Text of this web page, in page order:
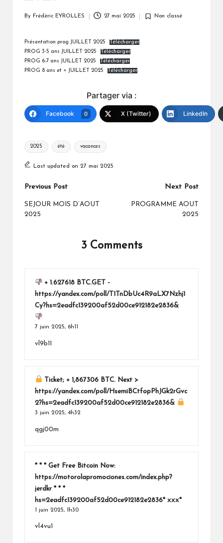
By Frédéric EYROLLES 27 mai 2025
Posted
Non classé
Présentation prog JUILLET 2025
Télécharger
PROG 3-5 ans JUILLET 2025
Télécharger
PROG 6-7 ans JUILLET 2025
Télécharger
PROG 8 ans et + JUILLET 2025
Télécharger
Partager via :
Facebook 0 X (Twitter) LinkedIn
Tags:
2025 été vacances
Last updated on 27 mai 2025
Post
navigation
Previous Post
SEJOUR MOIS D’AOUT
2025
Next Post
PROGRAMME AOUT
2025
3 Comments
+ 1.627618 BTC.GET -
https://yandex.com/poll/T1TnDbUc4R9aLX7Nzhj1
Cy?hs=2eadfc139200af52d00ce912182e2836&
7 juin 2025, 6h11
vl9b11
Ticket; + 1,867306 BTC. Next >
https://yandex.com/poll/HsemiBCtfopPhJGk2rGvc
2?hs=2eadfc139200af52d00ce912182e2836&
3 juin 2025, 4h32
qgj00m
* * * Get Free Bitcoin Now:
https://motorolapromociones.com/index.php?
jerdkr * * *
hs=2eadfc139200af52d00ce912182e2836* ххх*
1 juin 2025, 1h30
vl4vu1